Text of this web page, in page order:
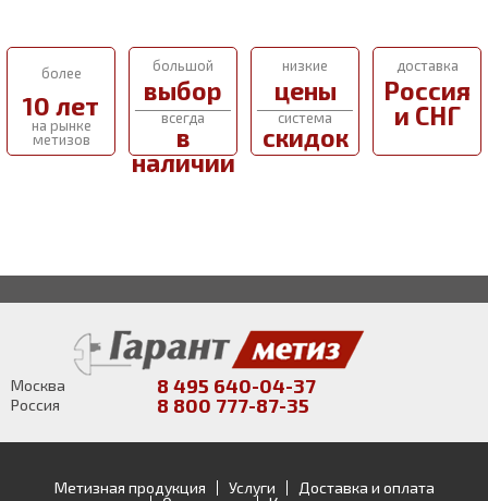
более
10 лет
на рынке
метизов
большой
выбор
всегда
в
наличии
низкие
цены
система
скидок
доставка
Россия
и СНГ
Москва 8 495 640-04-37
Россия 8 800 777-87-35
Метизная продукция Услуги
Доставка и оплата